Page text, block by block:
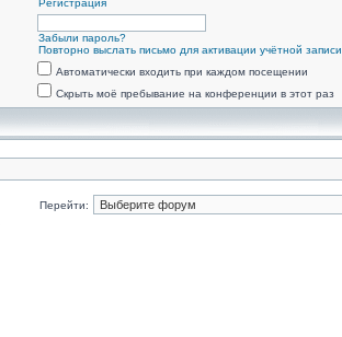
Регистрация
Забыли пароль?
Повторно выслать письмо для активации учётной записи
Автоматически входить при каждом посещении
Скрыть моё пребывание на конференции в этот раз
Перейти: